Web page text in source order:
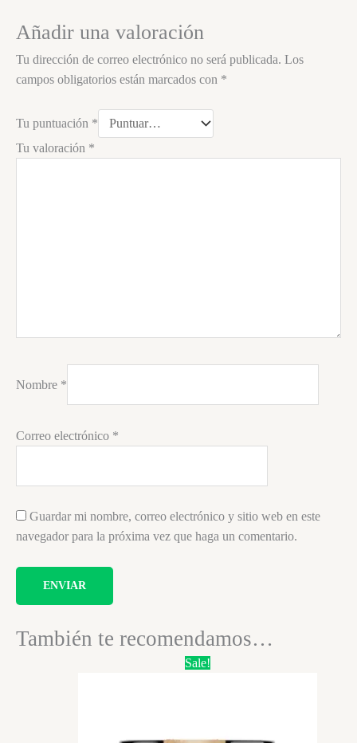
Añadir una valoración
Tu dirección de correo electrónico no será publicada. Los
campos obligatorios están marcados con *
Tu puntuación *
Tu valoración *
Nombre *
Correo electrónico *
Guardar mi nombre, correo electrónico y sitio web en este
navegador para la próxima vez que haga un comentario.
También te recomendamos…
Sale!